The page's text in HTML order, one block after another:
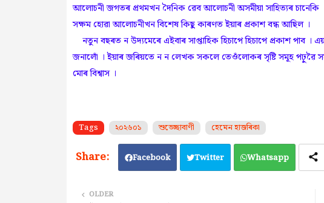
আলোচনী জগতৰ প্ৰথমখন দৈনিক ৱেব আলোচনী অসমীয়া সাহিত্যৰ
সক্ষম হোৱা আলোচনীখন বিশেষ কিছু কাৰণত ইয়াৰ প্ৰকাশ বন্ধ আছিল ।
নতুন বছৰত ন উদ্যমেৰে এইবাৰ সাপ্তাহিক হিচাপে হিচাপে প্ৰকাশ পাব
জনালোঁ । ইয়াৰ জৰিয়তে ন ন লেখক সকলে তেওঁলোকৰ সৃষ্টি সমূহ পঢ়ুৱৈ
মোৰ বিশ্বাস ।
Tags ২০২৬০১ শুভেচ্ছাবাণী হেমেন হাজৰিকা
Facebook Twitter Whatsapp
OLDER